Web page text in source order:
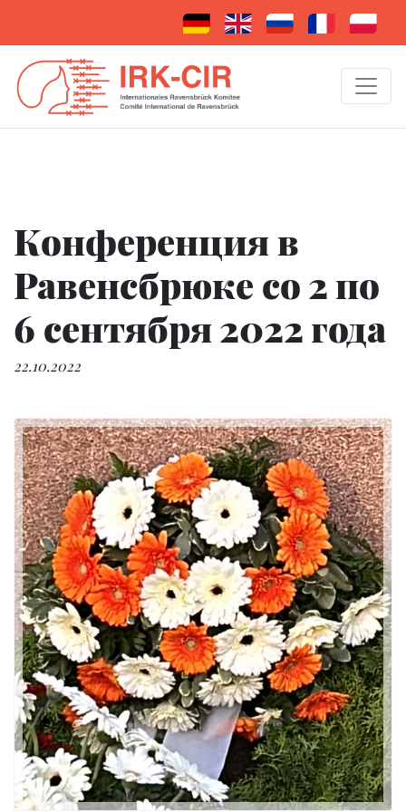
Конференция в
Равенсбрюке со 2 по
6 сентября 2022 года
22.10.2022